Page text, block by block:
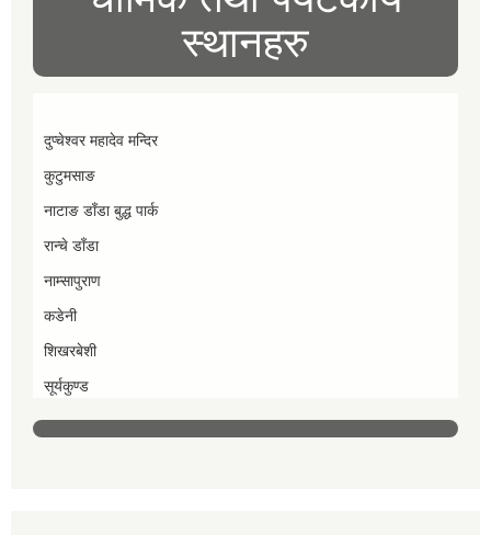
स्थानहरु
दुप्चेश्वर महादेव मन्दिर
कुटुमसाङ
नाटाङ डाँडा बुद्ध पार्क
रान्चे डाँडा
नाम्सापुराण
कडेनी
शिखरबेशी
सूर्यकुण्ड